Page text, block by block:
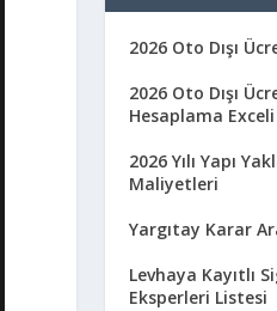
2026 Oto Dışı
2026 Oto Dışı
Hesaplama Exceli
2026 Yılı Yapı
Maliyetleri
Yargıtay Karar
Levhaya Kayıtlı
Eksperleri Listesi